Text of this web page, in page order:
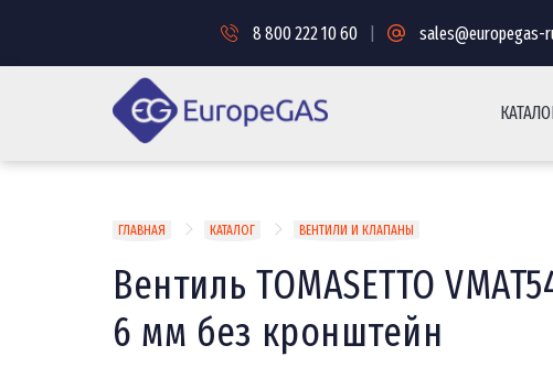
содержанию
8 800 222 10 60 sales@europegas-
Строка
навигации
ГЛАВНАЯ КАТАЛОГ ВЕНТИЛИ И КЛАПАНЫ
Вентиль TOMASETTO
6 мм без кронштейн